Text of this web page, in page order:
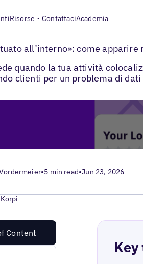
Risorse ContattaciAcademia
delle schede locali> Concetto
all’interno»: come
quando la tua attività
clienti per un problema di
•5 min read•Jun 23, 2026
Content